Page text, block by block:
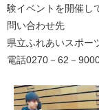
験イベントを開催し
問い合わせ先
県立ふれあいスポー
電話0270－62－